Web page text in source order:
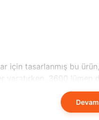
için tasarlanmış bu
3600 lümen
ofislerde, evlerde,